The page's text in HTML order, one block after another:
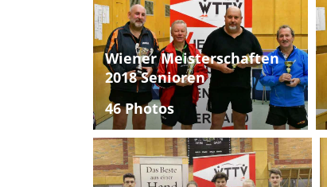
Wiener Meisterschaften
2018 Senioren
46 Photos